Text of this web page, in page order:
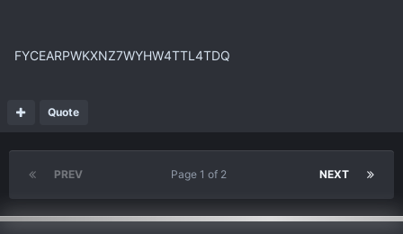
FYCEARPWKXNZ7WYHW4TTL4TDQ
Quote
PREV NEXT
Page 1 of 2